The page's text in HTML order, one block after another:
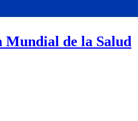
Mundial de la Salud